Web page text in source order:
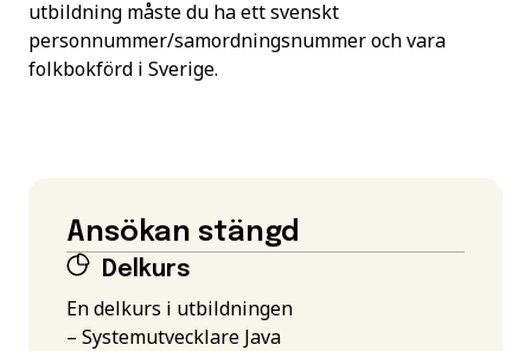
utbildning måste du ha ett svenskt
personnummer/samordningsnummer och vara
folkbokförd i Sverige.
Ansökan stängd
Delkurs
En delkurs i utbildningen
– Systemutvecklare Java